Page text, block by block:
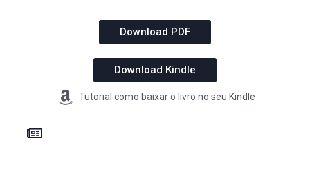
Download PDF
Download Kindle
Tutorial como baixar o livro no seu Kindle